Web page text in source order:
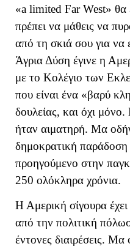
«a limited Far West» θα
πρέπει να μάθεις να
από τη σκιά σου για
Άγρια Δύση έγινε η
με το Κολέγιο των
που είναι ένα «βαρύ
δουλείας, και όχι μόνο.
ήταν αιματηρή. Μα
δημοκρατική παράδοση
προηγούμενο στην
250 ολόκληρα χρόνια.
Η Αμερική σίγουρα
από την πολιτική
έντονες διαιρέσεις.